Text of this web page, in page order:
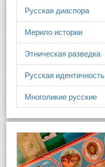
Русская диаспора
Мерило истории
Этническая разведка
Русская идентичность
Многоликие русские